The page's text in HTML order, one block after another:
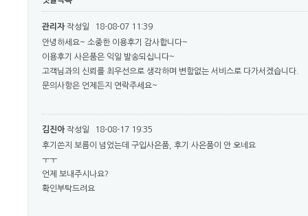
관리자작성일
18-08-07 11:39
안녕하세요~ 소중한 이용후기 감사합니다~
이용후기 사은품은 익일 발송되십니다~
고객님과의 신뢰를 최우선으로 생각하며 변함없는 서비스로 다가서겠습니다.
문의사항은 언제든지 연락주세요~
김진아작성일
18-08-17 19:35
후기쓴지 보름이 넘었는데 구입사은품, 후기 사은품이 안 오네요
ㅜㅜ
언제 보내주시나요?
확인부탁드려요